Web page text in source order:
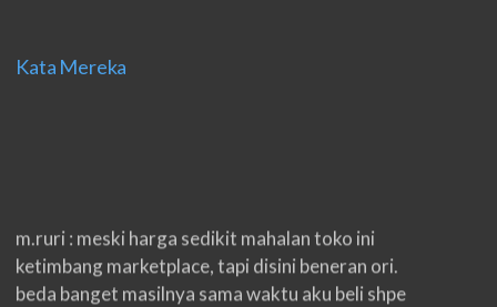
Kata Mereka
m.ruri : meski harga sedikit mahalan toko ini
ketimbang marketplace, tapi disini beneran ori.
beda banget masilnya sama waktu aku beli shpe